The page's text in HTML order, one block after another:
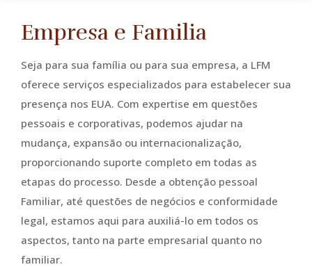
Empresa e Familia
Seja para sua família ou para sua empresa, a LFM
oferece serviços especializados para estabelecer sua
presença nos EUA. Com expertise em questões
pessoais e corporativas, podemos ajudar na
mudança, expansão ou internacionalização,
proporcionando suporte completo em todas as
etapas do processo. Desde a obtenção pessoal
Familiar, até questões de negócios e conformidade
legal, estamos aqui para auxiliá-lo em todos os
aspectos, tanto na parte empresarial quanto no
familiar.